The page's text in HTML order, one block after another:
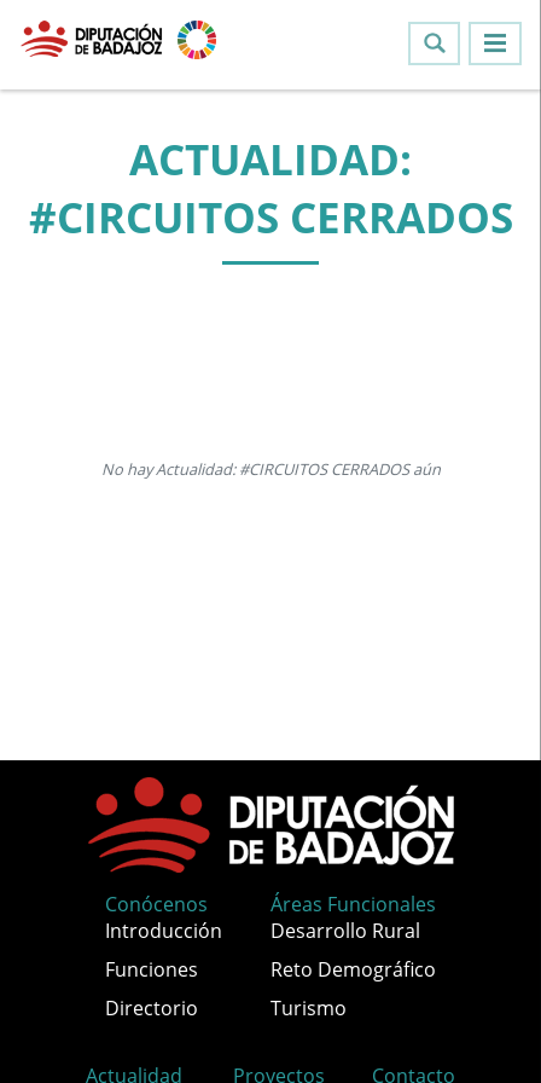
ACTUALIDAD:
#CIRCUITOS CERRADOS
No hay Actualidad: #CIRCUITOS CERRADOS aún
Conócenos
Introducción
Funciones
Directorio
Áreas Funcionales
Desarrollo Rural
Reto Demográfico
Turismo
Actualidad Proyectos Contacto